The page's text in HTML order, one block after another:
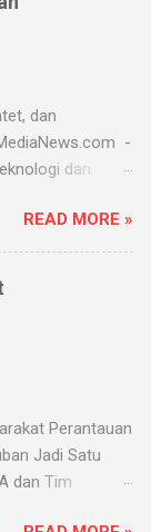
dan
-
dan
dan berkembang
Besar Bahasa
menyihir.
hitam yang
alam seperti
santet
medium
untuk
boneka,
READ MORE »
Perantauan
Jadi Satu
dan Tim